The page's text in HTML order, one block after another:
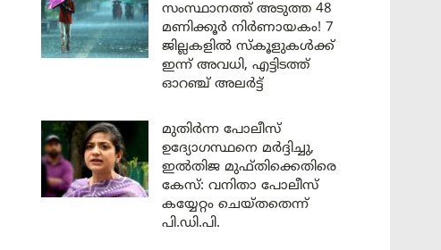
സംസ്ഥാനത്ത് അടുത്ത 48
മണിക്കൂർ നിർണായകം! 7
ജില്ലകളിൽ സ്കൂളുകൾക്ക്
ഇന്ന് അവധി, എട്ടിടത്ത്
ഓറഞ്ച് അലർട്ട്
മുതിർന്ന പോലീസ്
ഉദ്യോഗസ്ഥനെ മർദ്ദിച്ചു,
ഇൽതിജ മുഫ്തിക്കെതിരെ
കേസ്: വനിതാ പോലീസ്
കയ്യേറ്റം ചെയ്തതെന്ന്
പി.ഡി.പി.